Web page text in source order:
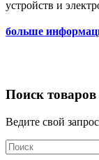
устройств и
больше
Поиск товаров
Ведите свой